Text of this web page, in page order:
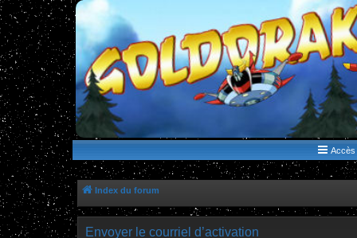
WWW.GOLDORAKGO.COM
le site de la Lune Rouge
Accès
Index du forum
Envoyer le courriel d’activation